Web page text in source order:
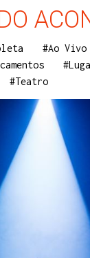
#Ao Vivo
#Teatro